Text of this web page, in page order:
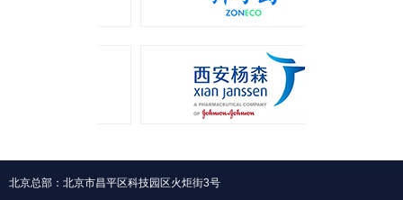
北京总部：北京市昌平区科技园区火炬街3号